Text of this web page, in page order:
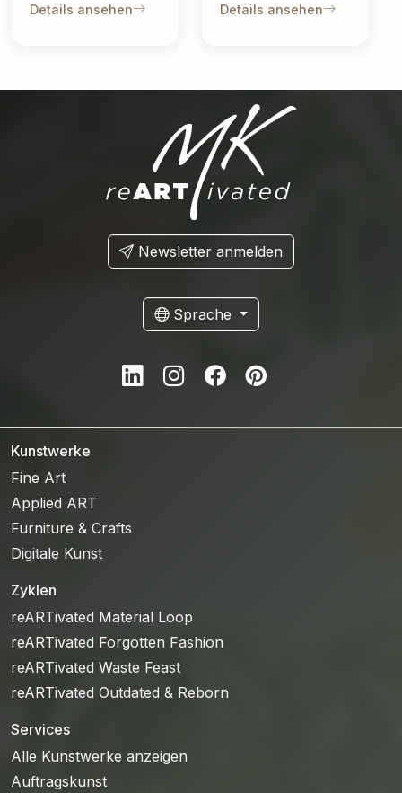
Details ansehen Details ansehen
Newsletter anmelden
Sprache
LinkedInInstagramFacebook
Pinterest
Kunstwerke
Fine Art
Applied ART
Furniture & Crafts
Digitale Kunst
Zyklen
reARTivated Material Loop
reARTivated Forgotten Fashion
reARTivated Waste Feast
reARTivated Outdated & Reborn
Services
Alle Kunstwerke anzeigen
Auftragskunst